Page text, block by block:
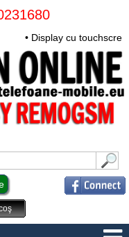
• Display cu